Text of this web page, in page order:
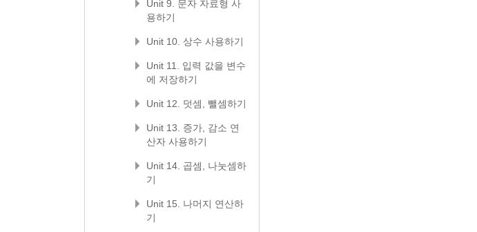
Unit 9. 문자 자료형 사
용하기
Unit 10. 상수 사용하기
Unit 11. 입력 값을 변수
에 저장하기
Unit 12. 덧셈, 뺄셈하기
Unit 13. 증가, 감소 연
산자 사용하기
Unit 14. 곱셈, 나눗셈하
기
Unit 15. 나머지 연산하
기